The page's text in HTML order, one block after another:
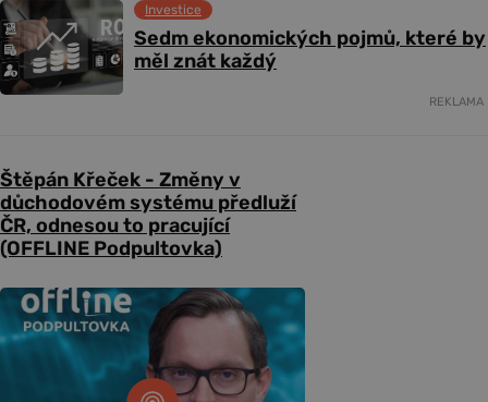
Sedm ekonomických pojmů, které by
měl znát každý
Investice
REKLAMA
Štěpán Křeček - Změny v
důchodovém systému předluží
ČR, odnesou to pracující
(OFFLINE Podpultovka)